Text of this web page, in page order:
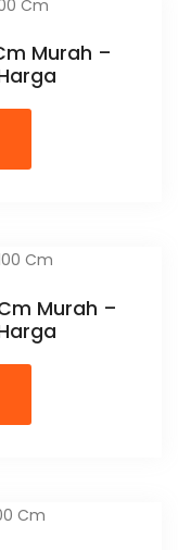
Murah –
Murah –